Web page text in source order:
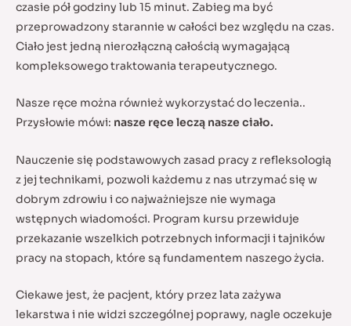
czasie pół godziny lub 15 minut. Zabieg ma być
przeprowadzony starannie w całości bez względu na czas.
Ciało jest jedną nierozłączną całością wymagającą
kompleksowego traktowania terapeutycznego.
Nasze ręce można również wykorzystać do leczenia..
Przysłowie mówi: nasze ręce leczą nasze ciało.
Nauczenie się podstawowych zasad pracy z refleksologią
z jej technikami, pozwoli każdemu z nas utrzymać się w
dobrym zdrowiu i co najważniejsze nie wymaga
wstępnych wiadomości. Program kursu przewiduje
przekazanie wszelkich potrzebnych informacji i tajników
pracy na stopach, które są fundamentem naszego życia.
Ciekawe jest, że pacjent, który przez lata zażywa
lekarstwa i nie widzi szczególnej poprawy, nagle oczekuje